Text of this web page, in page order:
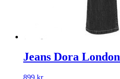
Jeans Dora